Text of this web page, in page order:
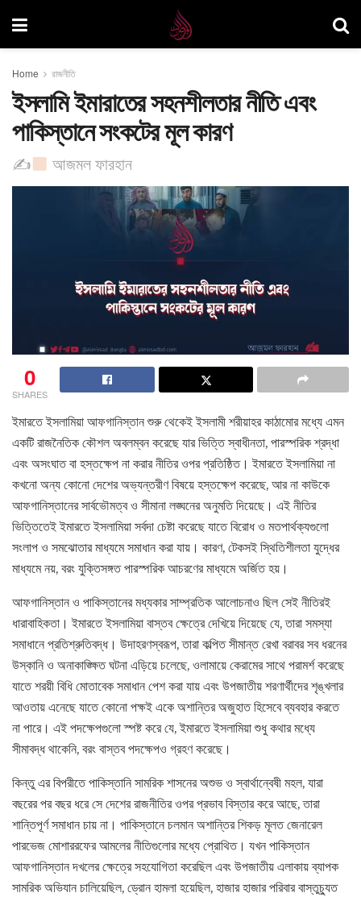
Home রাজনীতি
ইসলামি ইমারাতের সহনশীলতার নীতি এবং
পাকিস্তানে সংকটের মূল কারণ ​
✍ আজমল ফারহান
0
SHARES
ইমারতে ইসলামিয়া আফগানিস্তান শুরু থেকেই ইসলামী শরীয়াহর কাঠামোর মধ্যে এমন
একটি রাজনৈতিক কৌশল অবলম্বন করেছে যার ভিত্তি স্বাধীনতা, পারস্পরিক শ্রদ্ধা
এবং অসংঘাত বা হস্তক্ষেপ না করার নীতির ওপর প্রতিষ্ঠিত। ইমারতে ইসলামিয়া না
কখনো অন্য কোনো দেশের অভ্যন্তরীণ বিষয়ে হস্তক্ষেপ করেছে, আর না কাউকে
আফগানিস্তানের সার্বভৌমত্ব ও সীমানা লঙ্ঘনের অনুমতি দিয়েছে। এই নীতির
ভিত্তিতেই ইমারতে ইসলামিয়া সর্বদা চেষ্টা করেছে যাতে বিরোধ ও মতপার্থক্যগুলো
সংলাপ ও সমঝোতার মাধ্যমে সমাধান করা যায়। কারণ, টেকসই স্থিতিশীলতা যুদ্ধের
মাধ্যমে নয়, বরং যুক্তিসঙ্গত পারস্পরিক আচরণের মাধ্যমে অর্জিত হয়।
আফগানিস্তান ও পাকিস্তানের মধ্যকার সাম্প্রতিক আলোচনাও ছিল সেই নীতিরই
ধারাবাহিকতা। ইমারতে ইসলামিয়া বাস্তব ক্ষেত্রে দেখিয়ে দিয়েছে যে, তারা সমস্যা
সমাধানে প্রতিশ্রুতিবদ্ধ। উদাহরণস্বরূপ, তারা কল্পিত সীমান্ত রেখা বরাবর সব ধরনের
উস্কানি ও অনাকাঙ্ক্ষিত ঘটনা এড়িয়ে চলেছে, ওলামায়ে কেরামের সাথে পরামর্শ করেছে
যাতে শরয়ী বিধি মোতাবেক সমাধান পেশ করা যায় এবং উপজাতীয় শরণার্থীদের শৃঙ্খলার
আওতায় এনেছে যাতে কোনো পক্ষই একে অশান্তির অজুহাত হিসেবে ব্যবহার করতে
না পারে। এই পদক্ষেপগুলো স্পষ্ট করে যে, ইমারতে ইসলামিয়া শুধু কথার মধ্যে
সীমাবদ্ধ থাকেনি, বরং বাস্তব পদক্ষেপও গ্রহণ করেছে।
কিন্তু এর বিপরীতে পাকিস্তানি সামরিক শাসনের অশুভ ও স্বার্থান্বেষী মহল, যারা
বছরের পর বছর ধরে সে দেশের রাজনীতির ওপর প্রভাব বিস্তার করে আছে, তারা
শান্তিপূর্ণ সমাধান চায় না। পাকিস্তানে চলমান অশান্তির শিকড় মূলত জেনারেল
পারভেজ মোশাররফের আমলের নীতিগুলোর মধ্যে প্রোথিত। যখন পাকিস্তান
আফগানিস্তান দখলের ক্ষেত্রে সহযোগিতা করেছিল এবং উপজাতীয় এলাকায় ব্যাপক
সামরিক অভিযান চালিয়েছিল, ড্রোন হামলা হয়েছিল, হাজার হাজার পরিবার বাস্তুচ্যুত